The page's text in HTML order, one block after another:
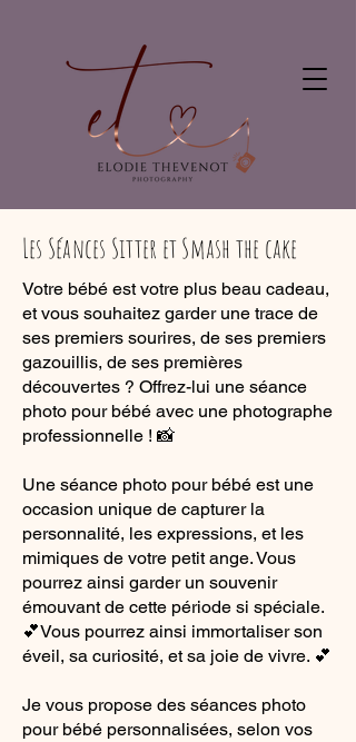
Les Séances Sitter et Smash the cake
Votre bébé est votre plus beau cadeau,
et vous souhaitez garder une trace de
ses premiers sourires, de ses premiers
gazouillis, de ses premières
découvertes ? Offrez-lui une séance
photo pour bébé avec une photographe
professionnelle ! 📸
Une séance photo pour bébé est une
occasion unique de capturer la
personnalité, les expressions, et les
mimiques de votre petit ange. Vous
pourrez ainsi garder un souvenir
émouvant de cette période si spéciale.
💕Vous pourrez ainsi immortaliser son
éveil, sa curiosité, et sa joie de vivre. 💕
Je vous propose des séances photo
pour bébé personnalisées, selon vos